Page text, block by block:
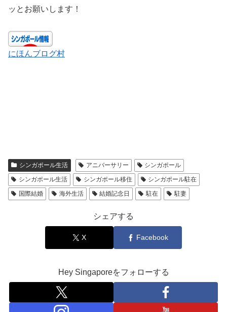
ッとお願いします！
にほんブログ村
シンガポール生活 アニバーサリー
シンガポール
シンガポール生活
シンガポール移住
シンガポール駐在
国際結婚
海外生活 結婚記念日 駐在 駐妻
シェアする
X Facebook
Hey Singaporeをフォローする